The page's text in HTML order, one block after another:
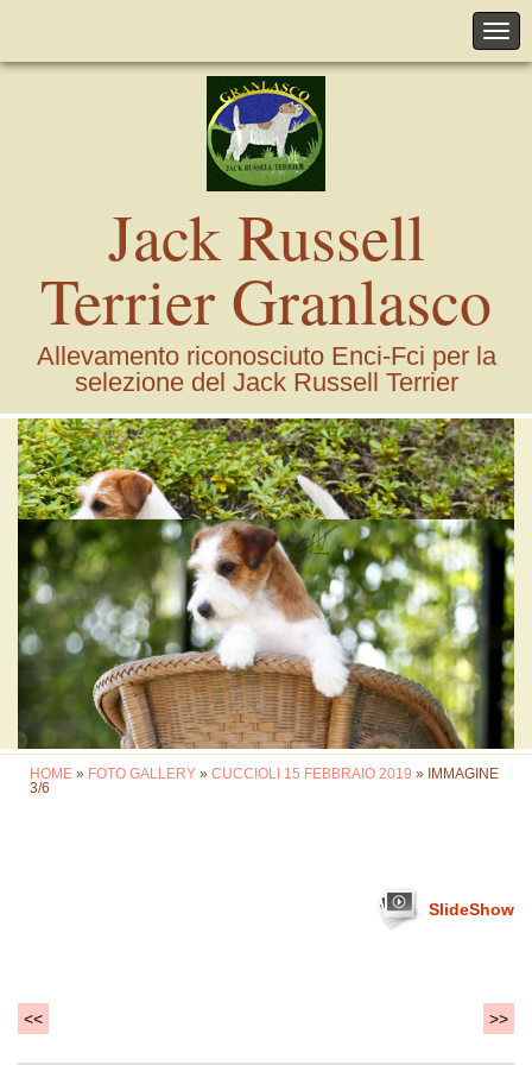
Jack Russell
Terrier Granlasco
Allevamento riconosciuto Enci-Fci per la
selezione del Jack Russell Terrier
HOME » FOTO GALLERY » CUCCIOLI 15 FEBBRAIO 2019 » IMMAGINE
3/6
SlideShow
<< >>